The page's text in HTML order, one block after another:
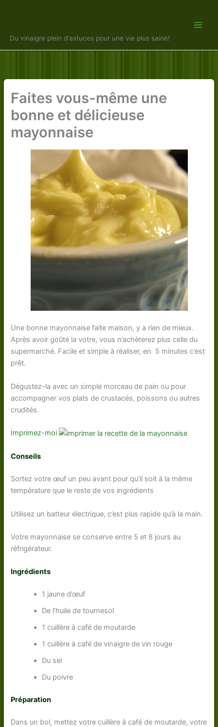
Du vinaigre plein d'astuces pour une vie plus saine!
Faites vous-même une
bonne et délicieuse
mayonnaise
Une bonne mayonnaise faite maison, y a rien de mieux.
Après avoir goûté la votre, vous n’achèterez plus celle du
supermarché. Facile et simple à réaliser, en 5 minutes c’est
prêt.
Dégustez-la avec un simple morceau de pain ou pour
accompagner vos plats de crustacés, poissons ou autres
crudités.
Imprimez-moi
Conseils
Sortez votre œuf un peu avant pour qu’il soit à la même
température que le reste de vos ingrédients
Utilisez un batteur électrique, c’est plus rapide qu’à la main.
Votre mayonnaise se conserve entre 5 et 8 jours au
réfrigérateur.
Ingrédients
1 jaune d’œuf
De l’huile de tournesol
1 cuillère à café de moutarde
1 cuillère à café de vinaigre de vin rouge
Du sel
Du poivre
Préparation
Dans un bol, mettez votre cuillère à café de moutarde, votre